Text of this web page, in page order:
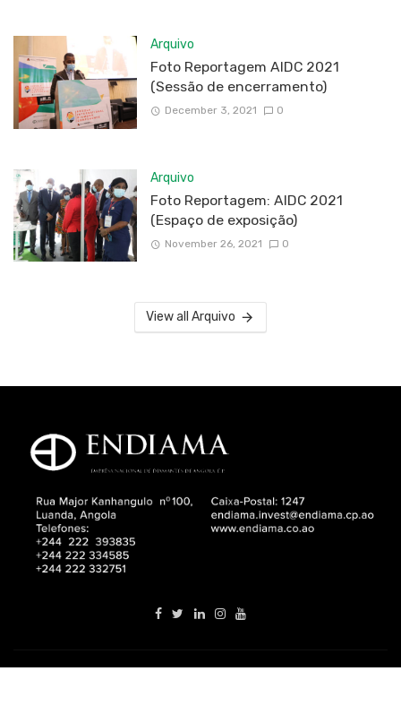
Arquivo
Foto Reportagem AIDC 2021
(Sessão de encerramento)
December 3, 2021 0
Arquivo
Foto Reportagem: AIDC 2021
(Espaço de exposição)
November 26, 2021 0
View all Arquivo